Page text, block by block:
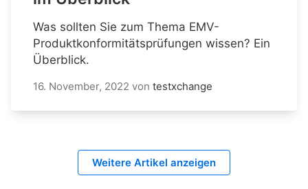
Was sollten Sie zum Thema EMV-
Produktkonformitätsprüfungen wissen? Ein
Überblick.
16. November, 2022 von testxchange
Weitere Artikel anzeigen